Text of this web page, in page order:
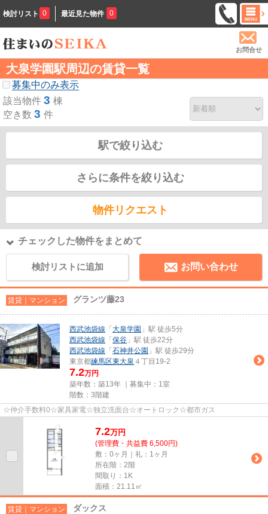
検討リスト 0 最近見た物件 0
お問合せ
大泉学園駅周辺の賃貸一覧
募集中のみ表示
該当物件 3 棟
空き数 3 件
駅で絞り込む
さらに条件を絞り込む
物件リクエスト
チェックした物件をまとめて
検討リストに追加 お問い合わせ
賃貸｜マンション グランツ藤23
西武池袋線 「 大泉学園 」駅 徒歩5分
西武池袋線 「 保谷 」駅 徒歩22分
西武池袋線 「 石神井公園 」駅 徒歩29分
東京都練馬区東大泉 ４丁目19-2
7.2万円
築年数：築13年 ｜募集中： 1室
階数：3階建
☆仲介手数料0☆家具家電☆独立洗面台☆オートロック☆都市ガス
7.2万円
(管理費・共益費 6,500円)
敷：0ヶ月｜礼：1ヶ月
所在階：2階
間取り：1K
面積：21.11㎡
賃貸｜マンション ダックス